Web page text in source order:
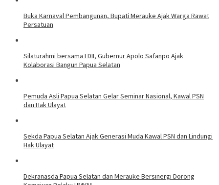
Buka Karnaval Pembangunan, Bupati Merauke Ajak Warga Rawat
Persatuan
Silaturahmi bersama LDII, Gubernur Apolo Safanpo Ajak
Kolaborasi Bangun Papua Selatan
Pemuda Asli Papua Selatan Gelar Seminar Nasional, Kawal PSN
dan Hak Ulayat
Sekda Papua Selatan Ajak Generasi Muda Kawal PSN dan Lindungi
Hak Ulayat
Dekranasda Papua Selatan dan Merauke Bersinergi Dorong